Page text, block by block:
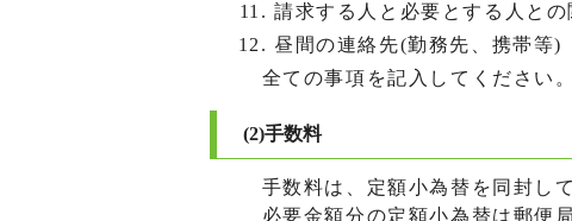
請求する人と必要とする人との
昼間の連絡先(勤務先、携帯等)
全ての事項を記入してください
(2)手数料
手数料は、定額小為替を同封し
必要金額分の定額小為替は郵便